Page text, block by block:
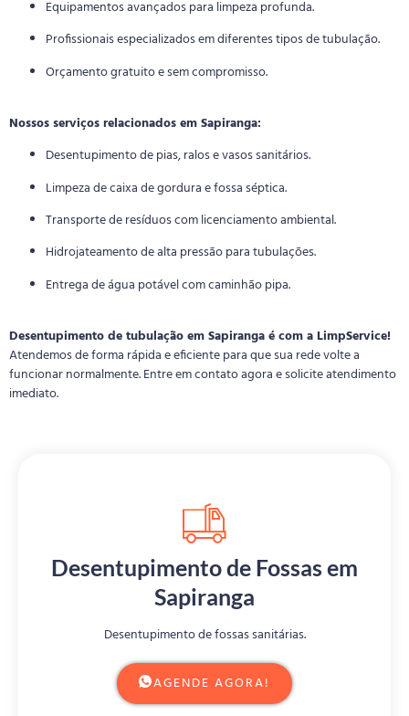
Equipamentos avançados para limpeza profunda.
Profissionais especializados em diferentes tipos de tubulação.
Orçamento gratuito e sem compromisso.
Nossos serviços relacionados em Sapiranga:
Desentupimento de pias, ralos e vasos sanitários.
Limpeza de caixa de gordura e fossa séptica.
Transporte de resíduos com licenciamento ambiental.
Hidrojateamento de alta pressão para tubulações.
Entrega de água potável com caminhão pipa.
Desentupimento de tubulação em Sapiranga é com a LimpService!
Atendemos de forma rápida e eficiente para que sua rede volte a
funcionar normalmente. Entre em contato agora e solicite atendimento
imediato.
Desentupimento de Fossas em
Sapiranga
Desentupimento de fossas sanitárias.
AGENDE AGORA!